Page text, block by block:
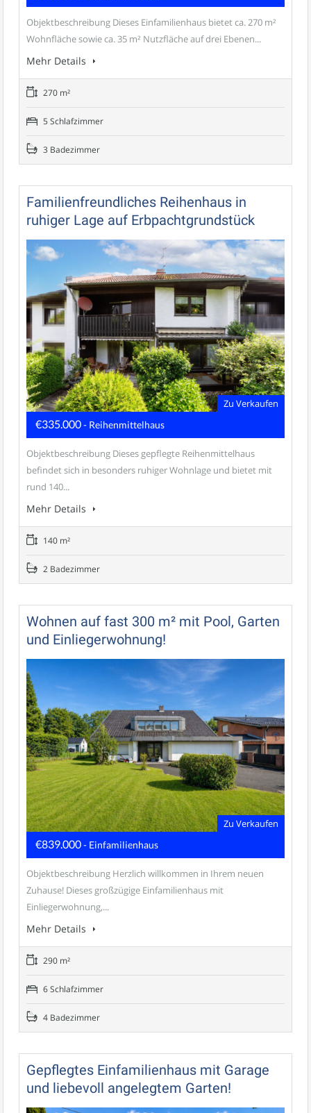
Objektbeschreibung Dieses Einfamilienhaus bietet ca. 270 m²
Wohnfläche sowie ca. 35 m² Nutzfläche auf drei Ebenen...
Mehr Details
270 m²
5 Schlafzimmer
3 Badezimmer
Familienfreundliches Reihenhaus in
ruhiger Lage auf Erbpachtgrundstück
Zu Verkaufen
€335.000- Reihenmittelhaus
Objektbeschreibung Dieses gepflegte Reihenmittelhaus
befindet sich in besonders ruhiger Wohnlage und bietet mit
rund 140...
Mehr Details
140 m²
2 Badezimmer
Wohnen auf fast 300 m² mit Pool, Garten
und Einliegerwohnung!
Zu Verkaufen
€839.000- Einfamilienhaus
Objektbeschreibung Herzlich willkommen in Ihrem neuen
Zuhause! Dieses großzügige Einfamilienhaus mit
Einliegerwohnung,...
Mehr Details
290 m²
6 Schlafzimmer
4 Badezimmer
Gepflegtes Einfamilienhaus mit Garage
und liebevoll angelegtem Garten!